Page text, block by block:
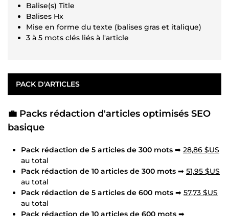
Balise(s) Title
Balises Hx
Mise en forme du texte (balises gras et italique)
3 à 5 mots clés liés à l'article
PACK D'ARTICLES
💼 Packs rédaction d'articles optimisés SEO
basique
Pack rédaction de 5 articles de 300 mots ➡ 28,86 $US
au total
Pack rédaction de 10 articles de 300 mots ➡ 51,95 $US
au total
Pack rédaction de 5 articles de 600 mots ➡ 57,73 $US
au total
Pack rédaction de 10 articles de 600 mots ➡